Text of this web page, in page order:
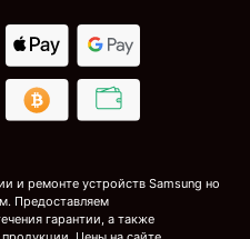
и ремонте устройств Samsung но
Предоставляем
гарантии, а также